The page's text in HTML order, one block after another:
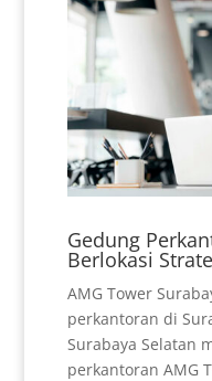
Gedung
Berlokasi
AMG Tower
perkantoran di
Surabaya Selatan
perkantoran AMG